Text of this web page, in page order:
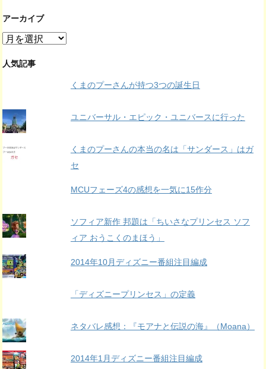
アーカイブ
ア
カ
人気記事
くまのプーさんが持つ3つの誕生日
ユニバーサル・エピック・ユニバースに行った
くまのプーさんの本当の名は「サンダース」はガ
セ
MCUフェーズ4の感想を一気に15作分
ソフィア新作 邦題は「ちいさなプリンセス ソフ
ィア おうこくのまほう」
2014年10月ディズニー番組注目編成
「ディズニープリンセス」の定義
ネタバレ感想：『モアナと伝説の海』（Moana）
2014年1月ディズニー番組注目編成